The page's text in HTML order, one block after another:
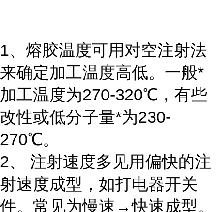
1、熔胶温度可用对空注射法
来确定加工温度高低。一般*
加工温度为270-320℃，有些
改性或低分子量*为230-
270℃。
2、 注射速度多见用偏快的注
射速度成型，如打电器开关
件。常见为慢速→快速成型。